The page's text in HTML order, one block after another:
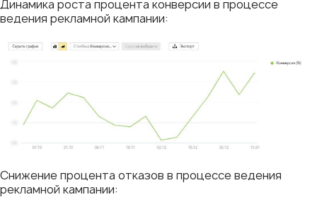
Динамика роста процента конверсии в процессе
ведения рекламной кампании:
Снижение процента отказов в процессе ведения
рекламной кампании: